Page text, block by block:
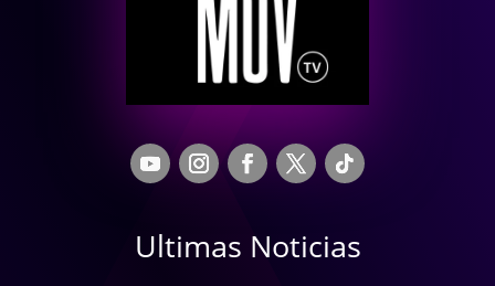
Ultimas Noticias